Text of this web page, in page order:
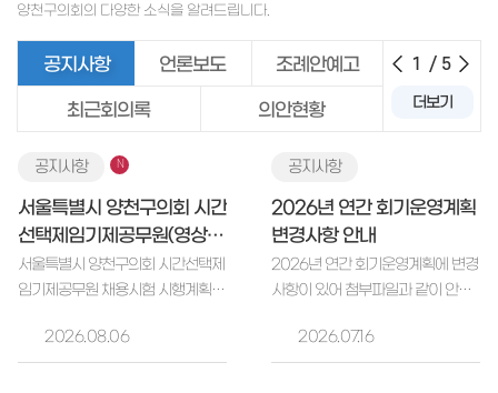
양천구의회의 다양한 소식을 알려드립니다.
공지사항
공지사항 N
서울특별시 양천구의회 시간
선택제임기제공무원(영상)
채용시험 시행계획 재공고
서울특별시 양천구의회 시간선택제
임기제공무원 채용시험 시행계획을
고 유능한 인재들의 많은 응모를 바
랍니다. ※ 재공고 사유 :
2026.08.06
공지사항
2026년 연간 회기운영계획
변경사항 안내
2026년 연간 회기운영계획에 변경
사항이 있어 첨부파일과 같이 안내
2026.07.16
1 / 5
더보기
언론보도 조례안예고
최근회의록 의안현황
비회기 중, 의사일정이 없습니다.
비회기 중, 의사일정이 없습니다.
비회기 중, 의사일정이 없습니다.
비회기 중, 의사일정이 없습니다.